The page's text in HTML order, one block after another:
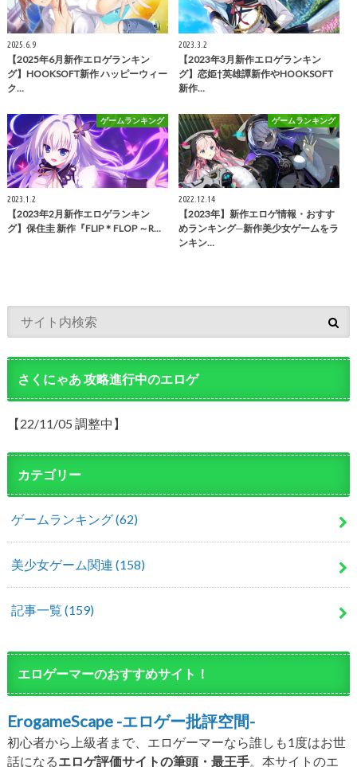
2025.6.9
【2025年6月新作エロゲランキン
グ】HOOKSOFT新作 ハッピーウィー
ク…
2023.3.2
【2023年3月新作エロゲランキン
グ】恋姫†英雄譚新作やHOOKSOFT
新作…
ゲームランキング
2023.1.2
【2023年2月新作エロゲランキン
グ】保住圭 新作『FLIP＊FLOP ～R…
ゲームランキング
2022.12.14
【2023年】新作エロゲ情報・おすす
めランキング─新作美少女ゲームをラ
ンキン…
さくにゃあ 攻略進行中のエロゲ
【22/11/05 調整中】
カテゴリー
ゲームランキング(62)
美少女ゲーム関連 (158)
記事一覧 (159)
エロゲーマーのおすすめサイト！
ErogameScape -エロゲー批評空間-
初心者から上級者まで、エロゲーマーなら誰しも1度はお世
話になるエロゲ評価サイトの筆頭・最王手。本サイトのエ